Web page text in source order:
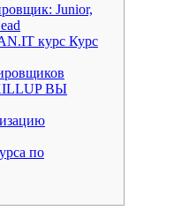
Junior,
курс Курс
ВЫ
по